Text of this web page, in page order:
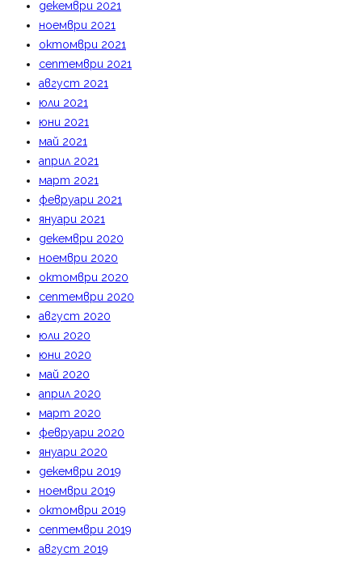
декември 2021
ноември 2021
октомври 2021
септември 2021
август 2021
юли 2021
юни 2021
май 2021
април 2021
март 2021
февруари 2021
януари 2021
декември 2020
ноември 2020
октомври 2020
септември 2020
август 2020
юли 2020
юни 2020
май 2020
април 2020
март 2020
февруари 2020
януари 2020
декември 2019
ноември 2019
октомври 2019
септември 2019
август 2019